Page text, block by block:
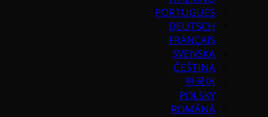
PORTUGUÉS
DEUTSCH
FRANÇAIS
SVENSKA
ČEŠTINA
한국어
POLSKY
ROMÂNĂ